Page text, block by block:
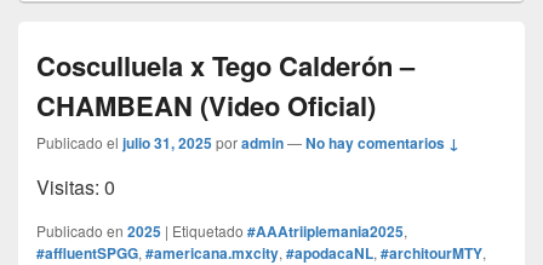
Cosculluela x Tego Calderón –
CHAMBEAN (Video Oficial)
Publicado el julio 31, 2025poradmin—No hay comentarios ↓
Visitas: 0
Publicado en 2025 | Etiquetado #AAAtriiplemania2025,
#affluentSPGG, #americana.mxcity, #apodacaNL, #architourMTY,